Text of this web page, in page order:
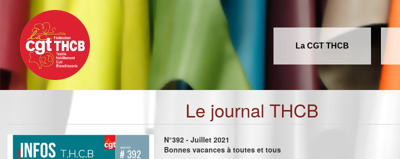
contenu
principal
La CGT THCB
Le journal THCB
N°392 - Juillet 2021
Bonnes vacances à toutes et tous